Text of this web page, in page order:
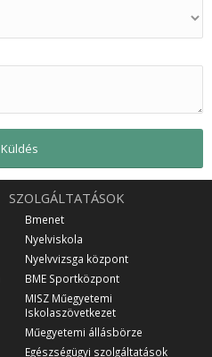
Küldés
SZOLGÁLTATÁSOK
Bmenet
Nyelviskola
Nyelvvizsga központ
BME Sportközpont
MISZ Műegyetemi
Iskolaszövetkezet
Műegyetemi állásbörze
Egészségügyi szolgáltatások